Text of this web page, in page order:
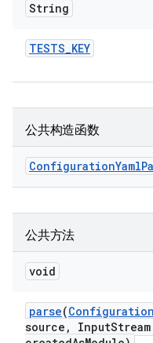
String
TESTS_KEY
公共构造函数
ConfigurationYaml
公共方法
void
parse(Configuration
source , Input